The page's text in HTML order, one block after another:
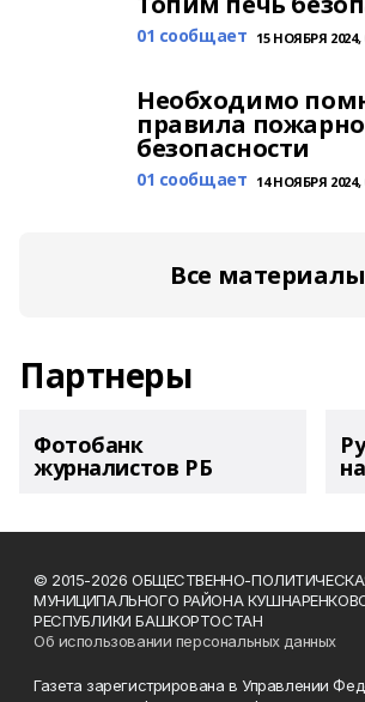
01 сообщает 15 НОЯБРЯ 2024,
Необходимо
правила
безопасности
01 сообщает 14 НОЯБРЯ 2024,
Все материалы
Партнеры
Фотобанк
журналистов РБ
© 2015-2026 ОБЩЕСТВЕННО-
МУНИЦИПАЛЬНОГО РАЙОНА
РЕСПУБЛИКИ БАШКОРТОСТАН
Об использовании персональных данных
Газета зарегистрирована в Управлении